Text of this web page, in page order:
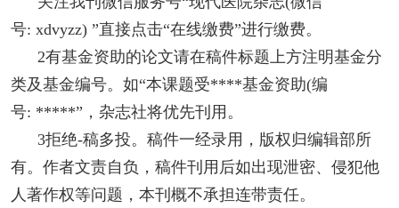
号: xdvyzz) ”直接点击“在线缴费”进行缴费。
2有基金资助的论文请在稿件标题上方注明基金分
类及基金编号。如“本课题受****基金资助(编
号: *****”，杂志社将优先刊用。
3拒绝-稿多投。稿件一经录用，版权归编辑部所
有。作者文责自负，稿件刊用后如出现泄密、侵犯他
人著作权等问题，本刊概不承担连带责任。